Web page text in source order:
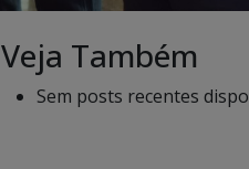
Veja Também
Sem posts recentes